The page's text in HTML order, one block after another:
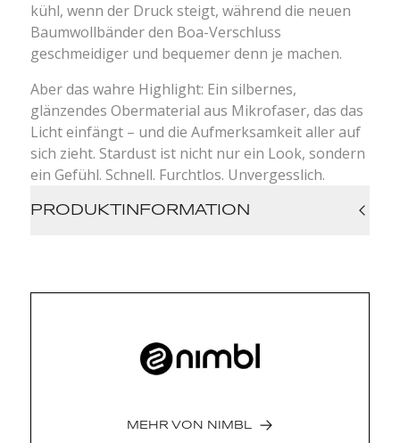
kühl, wenn der Druck steigt, während die neuen
Baumwollbänder den Boa-Verschluss
geschmeidiger und bequemer denn je machen.
Aber das wahre Highlight: Ein silbernes,
glänzendes Obermaterial aus Mikrofaser, das das
Licht einfängt – und die Aufmerksamkeit aller auf
sich zieht. Stardust ist nicht nur ein Look, sondern
ein Gefühl. Schnell. Furchtlos. Unvergesslich.
PRODUKTINFORMATION
Monocoque-Carbon-Chassis. 3 Schrauben
Regenreflexionen und neuem
Belüftungssystem
MEHR VON NIMBL